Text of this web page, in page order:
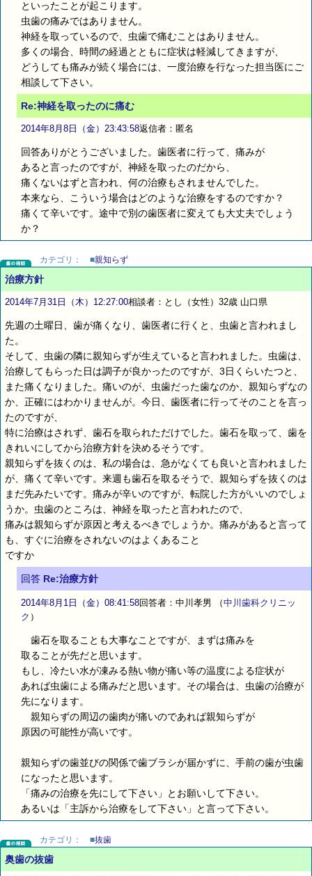
といったことが起こります。
虫歯の痛みではありません。
神経を取っているので、虫歯で痛むことはありません。
多くの場合、時間の経過とともに症状は軽減してきますが、
どうしても痛みが続く場合には、一度治療を行なった担当医にご
相談して下さい。
Re:神経を取ったのに痛む
2014年8月8日（金）23:43:58返信者：匿名
回答ありがとうございました。歯医者に行って、痛みが
あると言ったのですが、神経を取ったのだから、
痛くないはずと言われ、何の治療もされませんでした。
本来なら、こういう場合はどのような治療をするのですか？
痛くて辛いです。途中で別の歯医者に変えても大丈夫でしょう
か？
カテゴリ： ■親知らず
治療方針
2014年7月31日（木）12:27:00相談者：とし（女性）32歳 山口県
先週の土曜日、歯が痛くなり、歯医者に行くと、虫歯と言われまし
た。
そして、虫歯の隣に親知らずが生えていると言われました。虫歯は、
治療してもらった日は調子が良かったのですが、3日くらいたつと、
また痛くなりました。痛いのが、虫歯だった歯なのか、親知らずなの
か、正確にはわかりませんが。今日、歯医者に行ってそのことを言っ
たのですが、
特に治療はされず、歯石を取られただけでした。歯石を取って、歯を
きれいにしてから治療方針を決めるそうです。
親知らずを抜くのは、私の場合は、急がなくても良いと言われました
が、痛くて辛いです。来週も歯石を取るそうで、親知らずを抜くのは
まだ先みたいです。痛みが辛いのですが、転院した方がいいのでしょ
うか。虫歯のところは、神経を取ったと言われたので、
痛みは親知らずが原因と考えるべきでしょうか。痛みがあると言って
も、すぐに治療をされないのはよくあること
ですか
回答 Re:治療方針
2014年8月1日（金）08:41:58回答者：中川孝男 （中川歯科クリニッ
ク ）
歯石を取ることも大事なことですが、まずは痛みを
取ることが先だと思います。
もし、冷たい水が凍みる熱い物が痛い等の温度による症状が
あれば虫歯による痛みだと思います。その場合は、虫歯の治療が
先になります。
親知らずの周辺の歯肉が痛いのであれば親知らずが
原因の可能性が高いです。
親知らずの歯並びの関係で歯ブラシが届かずに、手前の歯が虫歯
になったと思います。
「痛みの治療を先にして下さい」とお願いして下さい。
あるいは「主訴から治療をして下さい」と言って下さい。
カテゴリ： ■抜歯
奥歯の抜歯